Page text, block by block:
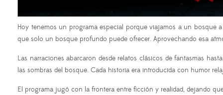
Hoy tenemos un programa especial porque viajamos a un bosque
que solo un bosque profundo puede ofrecer. Aprovechando esa
Las narraciones abarcaron desde relatos clásicos de fantasmas
las sombras del bosque. Cada historia era introducida con humor
El programa jugó con la frontera entre ficción y realidad, dejando